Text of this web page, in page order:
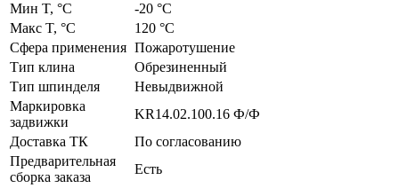
Мин T, °C
-20 °C
Макс T, °C
120 °C
Сфера применения Пожаротушение
Тип клина
Обрезиненный
Тип шпинделя
Невыдвижной
Маркировка
задвижки
KR14.02.100.16 Ф/Ф
Доставка ТК
По согласованию
Предварительная
сборка заказа
Есть